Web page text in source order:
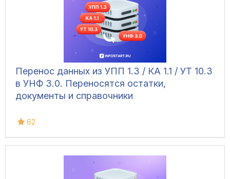
Перенос данных из УПП 1.3 / КА 1.1 / УТ 10.3
в УНФ 3.0. Переносятся остатки,
документы и справочники
62